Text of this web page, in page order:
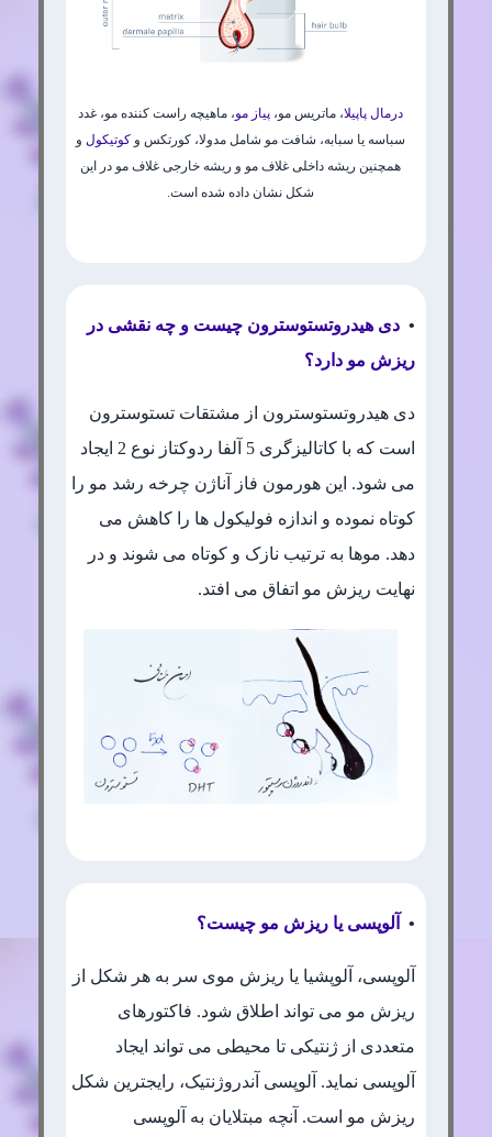
درمال پاپیلا، ماتریس مو، پیاز مو، ماهیچه راست کننده مو، غدد
سباسه یا سبابه، شافت مو شامل مدولا، کورتکس و کوتیکول و
همچنین ریشه داخلی غلاف مو و ریشه خارجی غلاف مو در این
شکل نشان داده شده است.
• دی هیدروتستوسترون چیست و چه نقشی در
ریزش مو دارد؟
دی هیدروتستوسترون از مشتقات تستوسترون
است که با کاتالیزگری 5 آلفا ردوکتاز نوع 2 ایجاد
می شود. این هورمون فاز آناژن چرخه رشد مو را
کوتاه نموده و اندازه فولیکول ها را کاهش می
دهد. موها به ترتیب نازک و کوتاه می شوند و در
نهایت ریزش مو اتفاق می افتد.
• آلوپسی یا ریزش مو چیست؟
آلوپسی، آلوپشیا یا ریزش موی سر به هر شکل از
ریزش مو می تواند اطلاق شود. فاکتورهای
متعددی از ژنتیکی تا محیطی می تواند ایجاد
آلوپسی نماید. آلوپسی آندروژنتیک، رایجترین شکل
ریزش مو است. آنچه مبتلایان به آلوپسی